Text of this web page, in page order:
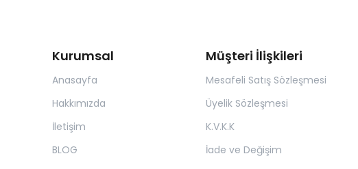
Kurumsal
Anasayfa
Hakkımızda
İletişim
BLOG
Müşteri İlişkileri
Mesafeli Satış Sözleşmesi
Üyelik Sözleşmesi
K.V.K.K
İade ve Değişim